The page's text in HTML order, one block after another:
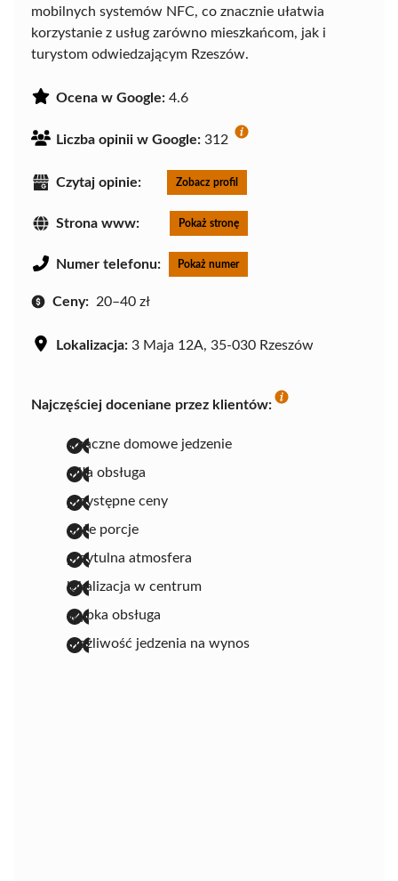
mobilnych systemów NFC, co znacznie ułatwia
korzystanie z usług zarówno mieszkańcom, jak i
turystom odwiedzającym Rzeszów.
Ocena w Google: 4.6
Liczba opinii w Google: 312
Czytaj opinie: Zobacz profil
Strona www: Pokaż stronę
Numer telefonu: Pokaż numer
Ceny: 20–40 zł
Lokalizacja: 3 Maja 12A, 35-030 Rzeszów
Najczęściej doceniane przez klientów:
smaczne domowe jedzenie
miła obsługa
przystępne ceny
duże porcje
przytulna atmosfera
lokalizacja w centrum
szybka obsługa
możliwość jedzenia na wynos